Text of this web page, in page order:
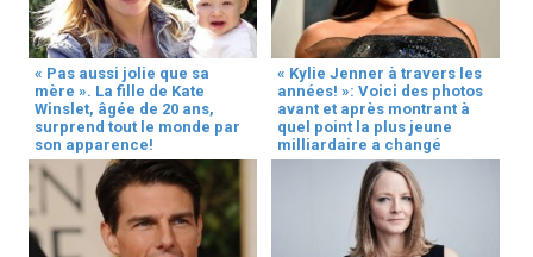
« Pas aussi jolie que sa
mère ». La fille de Kate
Winslet, âgée de 20 ans,
surprend tout le monde par
son apparence!
« Kylie Jenner à travers les
années! »: Voici des photos
avant et après montrant à
quel point la plus jeune
milliardaire a changé